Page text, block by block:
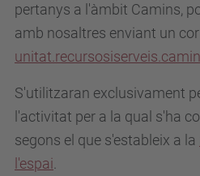
pertanys a l'àmbit Camins,
amb nosaltres enviant un
S'utilitzaran exclusivament
l'activitat per a la qual s'ha
segons el que s'estableix a la
l'espai